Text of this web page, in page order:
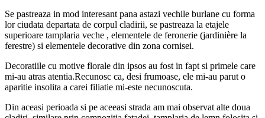
Se pastreaza in mod interesant pana astazi vechile burlane cu forma
lor ciudata departata de corpul cladirii, se pastreaza la etajele
superioare tamplaria veche , elementele de feronerie (jardinière la
ferestre) si elementele decorative din zona cornisei.
Decoratiile cu motive florale din ipsos au fost in fapt si primele care
mi-au atras atentia.Recunosc ca, desi frumoase, ele mi-au parut o
aparitie insolita a carei filiatie mi-este necunoscuta.
Din aceasi perioada si pe aceeasi strada am mai observat alte doua